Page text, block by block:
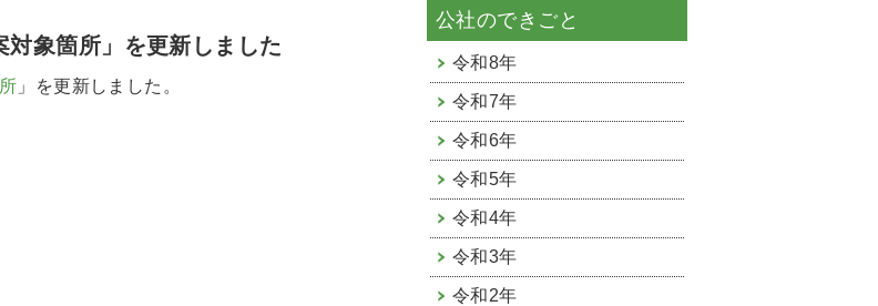
象箇所」を更新しました
」を更新しました。
公社のできごと
令和8年
令和7年
令和6年
令和5年
令和4年
令和3年
令和2年